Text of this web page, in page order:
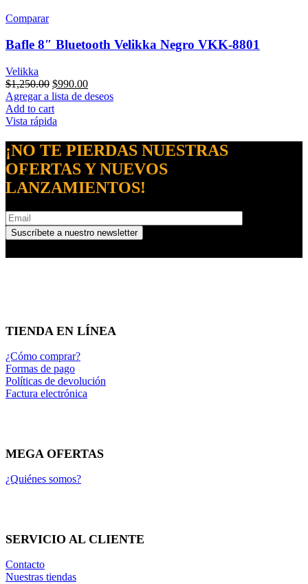
Comparar
Bafle 8″ Bluetooth Velikka Negro VKK-8801
Velikka
$1,250.00 $990.00
Agregar a lista de deseos
Add to cart
Vista rápida
¡NO TE PIERDAS NUESTRAS
OFERTAS Y NUEVOS
LANZAMIENTOS!
TIENDA EN LÍNEA
¿Cómo comprar?
Formas de pago
Políticas de devolución
Factura electrónica
MEGA OFERTAS
¿Quiénes somos?
SERVICIO AL CLIENTE
Contacto
Nuestras tiendas